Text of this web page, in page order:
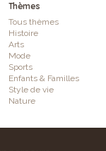
Thèmes
Tous thèmes
Histoire
Arts
Mode
Sports
Enfants & Familles
Style de vie
Nature